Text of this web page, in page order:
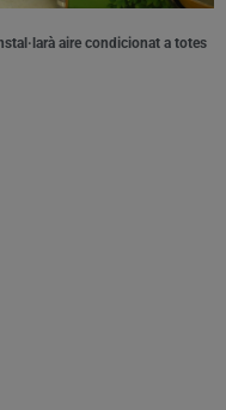
aire condicionat a totes